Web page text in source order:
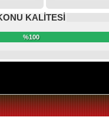
KALİTESİ
%100